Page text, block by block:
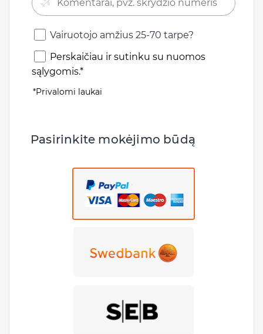
Vairuotojo amžius 25-70 tarpe?
Perskaičiau ir sutinku su nuomos
sąlygomis.*
*Privalomi laukai
Pasirinkite mokėjimo būdą